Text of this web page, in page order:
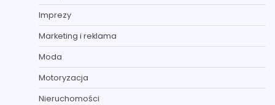
Imprezy
Marketing i reklama
Moda
Motoryzacja
Nieruchomości